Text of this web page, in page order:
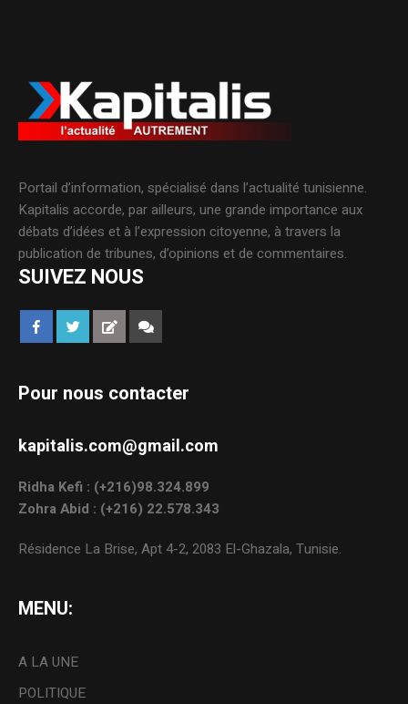
Portail d’information, spécialisé dans l’actualité tunisienne.
Kapitalis accorde, par ailleurs, une grande importance aux
débats d’idées et à l’expression citoyenne, à travers la
publication de tribunes, d’opinions et de commentaires.
SUIVEZ NOUS
Pour nous contacter
kapitalis.com@gmail.com
Ridha Kefi : (+216)98.324.899
Zohra Abid : (+216) 22.578.343
Résidence La Brise, Apt 4-2, 2083 El-Ghazala, Tunisie.
MENU:
A LA UNE
POLITIQUE